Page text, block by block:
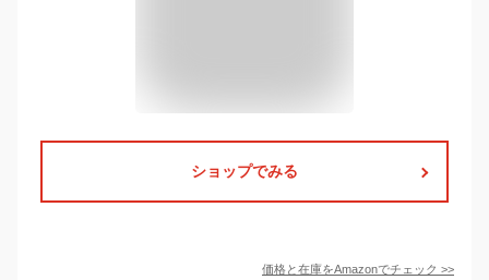
ショップでみる
価格と在庫をAmazonでチェック >>